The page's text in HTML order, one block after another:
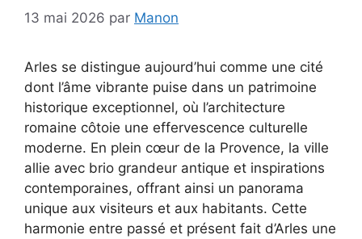
13 mai 2026 par Manon
Arles se distingue aujourd’hui comme une cité
dont l’âme vibrante puise dans un patrimoine
historique exceptionnel, où l’architecture
romaine côtoie une effervescence culturelle
moderne. En plein cœur de la Provence, la ville
allie avec brio grandeur antique et inspirations
contemporaines, offrant ainsi un panorama
unique aux visiteurs et aux habitants. Cette
harmonie entre passé et présent fait d’Arles une